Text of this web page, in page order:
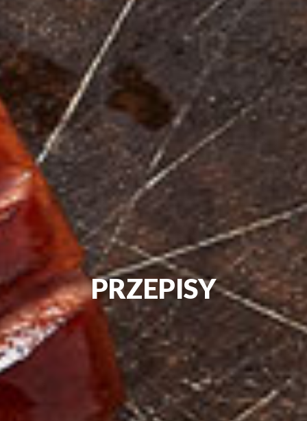
PRZEPISY